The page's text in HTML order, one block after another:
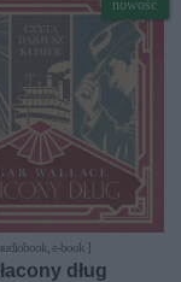
nowość
e-book ]
dług